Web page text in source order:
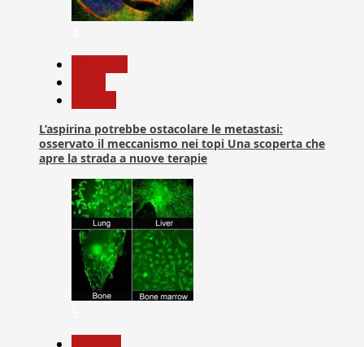
L’aspirina potrebbe ostacolare le metastasi:
osservato il meccanismo nei topi Una scoperta che
apre la strada a nuove terapie